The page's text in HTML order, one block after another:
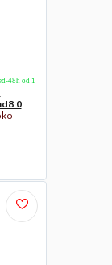
0
48h od 1